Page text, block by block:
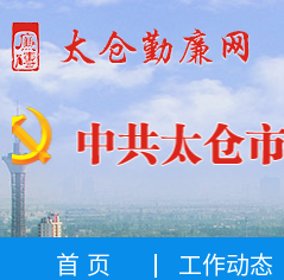
首 页 工作动态